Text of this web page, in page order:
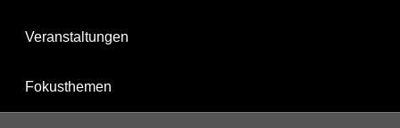
Veranstaltungen
Fokusthemen